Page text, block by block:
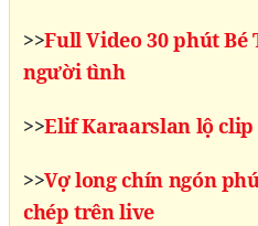
>>Full Video 30 phút Bé
người tình
>>Elif Karaarslan lộ
>>Vợ long chín ngón
chép trên live